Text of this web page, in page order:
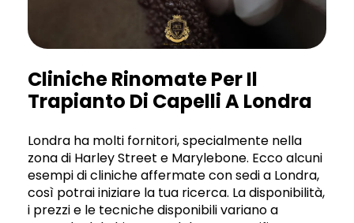
Cliniche Rinomate Per Il
Trapianto Di Capelli A Londra
Londra ha molti fornitori, specialmente nella
zona di Harley Street e Marylebone. Ecco alcuni
esempi di cliniche affermate con sedi a Londra,
così potrai iniziare la tua ricerca. La disponibilità,
i prezzi e le tecniche disponibili variano a